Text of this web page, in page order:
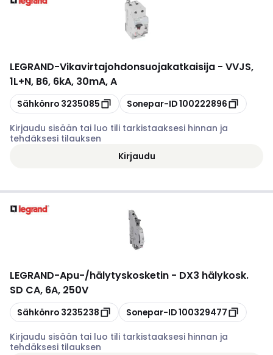
LEGRAND-Vikavirtajohdonsuojakatkaisija - VVJS,
1L+N, B6, 6kA, 30mA, A
Kopioi
Sähkönro 3235085 Kopioi
Sonepar-ID100222896
Kirjaudu sisään tai luo tili tarkistaaksesi hinnan ja
tehdäksesi tilauksen
Kirjaudu
LEGRAND-Apu-/hälytyskosketin - DX3 hälykosk.
SD CA, 6A, 250V
Kopioi
Sähkönro 3235238 Kopioi
Sonepar-ID100329477
Kirjaudu sisään tai luo tili tarkistaaksesi hinnan ja
tehdäksesi tilauksen